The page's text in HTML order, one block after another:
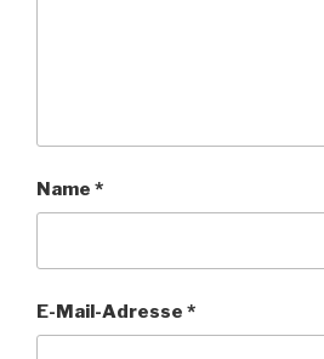
Name *
E-Mail-Adresse *